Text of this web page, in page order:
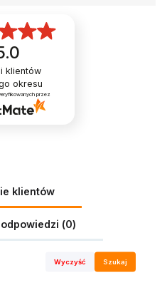
klientów
okresu
przez
klientów
(0)
Wyczyść Szukaj